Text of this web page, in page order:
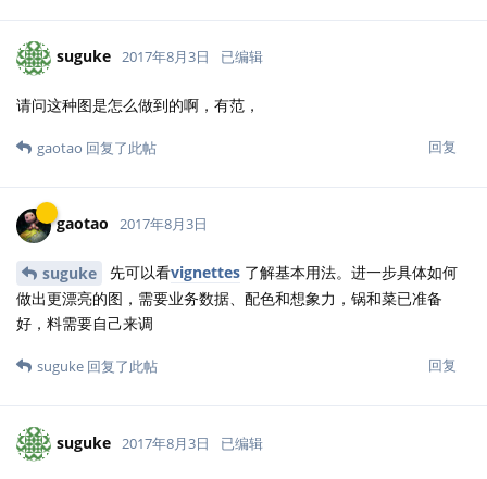
suguke 2017年8月3日 已编辑
请问这种图是怎么做到的啊，有范，
回复
gaotao 回复了此帖
gaotao 2017年8月3日
suguke 先可以看vignettes 了解基本用法。进一步具体如何
做出更漂亮的图，需要业务数据、配色和想象力，锅和菜已准备
好，料需要自己来调
回复
suguke 回复了此帖
suguke 2017年8月3日 已编辑